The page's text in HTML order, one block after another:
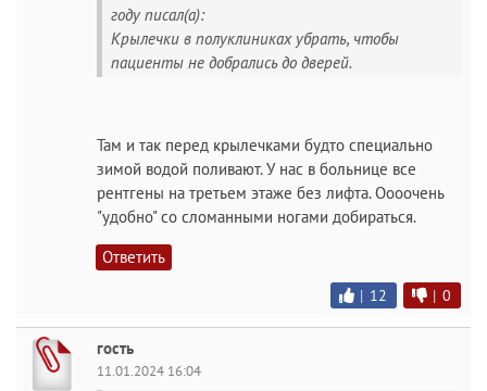
году писал(а):
Крылечки в полуклиниках убрать, чтобы
пациенты не добрались до дверей.
Там и так перед крылечками будто специально
зимой водой поливают. У нас в больнице все
рентгены на третьем этаже без лифта. Оооочень
"удобно" со сломанными ногами добираться.
Ответить
| 12 | 0
гость
11.01.2024 16:04